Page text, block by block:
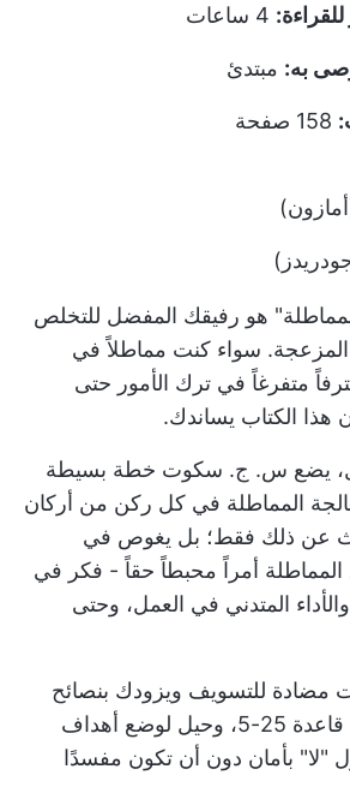
به: مبتدئ
هو رفيقك المفضل للتخلص
المزعجة. سواء كنت مماطلاً في
متفرغاً في ترك الأمور حتى
هذا الكتاب يساندك.
يضع س. ج. سكوت خطة بسيطة
المماطلة في كل ركن من أركان
عن ذلك فقط؛ بل يغوص في
المماطلة أمراً محبطاً حقاً - فكر في
المتدني في العمل، وحتى
مضادة للتسويف ويزودك بنصائح
للحياة اليومية، مثل قاعدة 25-5، وحيل لوضع أهداف
"لا" بأمان دون أن تكون مفسدًا